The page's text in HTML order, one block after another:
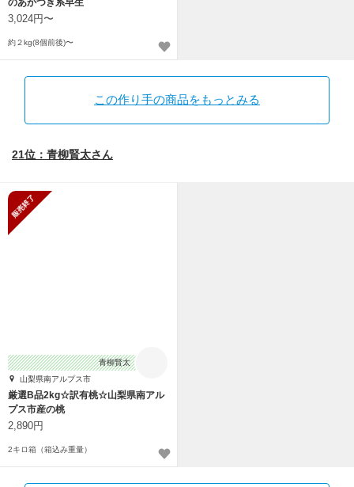
3,024円〜
約２kg(8個前後)〜
この作り手の商品をもっとみる
21位：青柳賢太さん
青柳賢太
山梨県南アルプス市
厳選B品2kg☆訳有桃☆山梨県南アル
プス市産の桃
2,890円
2キロ箱（箱込み重量）